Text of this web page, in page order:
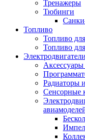
Тренажеры
Тюбинги
Топливо
Топливо
Топливо
Аксессуары
Радиаторы
Сенсорные